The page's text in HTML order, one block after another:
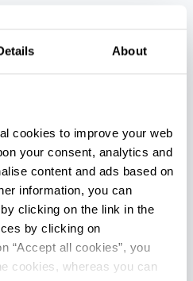
About
cookies to improve your web
your consent, analytics and
content and ads based on
information, you can
clicking on the link in the
by clicking on
“Accept all cookies”, you
cookies, whereas you can
Michele Fantini
Celestina Paglia
e area informatica: